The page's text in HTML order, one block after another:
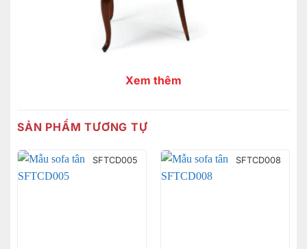
Xem thêm
SẢN PHẨM TƯƠNG TỰ
SFTCD005 SFTCD008